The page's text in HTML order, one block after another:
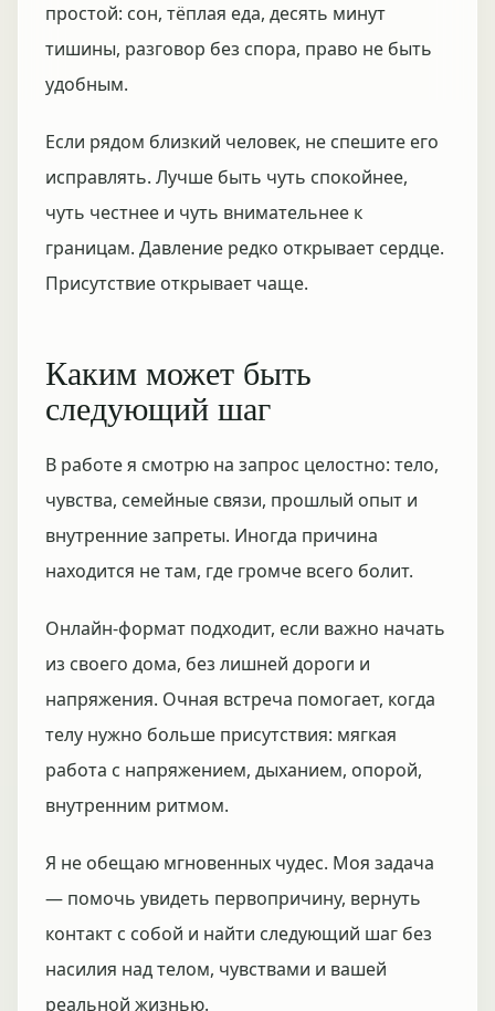
простой: сон, тёплая еда, десять минут
тишины, разговор без спора, право не быть
удобным.
Если рядом близкий человек, не спешите его
исправлять. Лучше быть чуть спокойнее,
чуть честнее и чуть внимательнее к
границам. Давление редко открывает сердце.
Присутствие открывает чаще.
Каким может быть
следующий шаг
В работе я смотрю на запрос целостно: тело,
чувства, семейные связи, прошлый опыт и
внутренние запреты. Иногда причина
находится не там, где громче всего болит.
Онлайн-формат подходит, если важно начать
из своего дома, без лишней дороги и
напряжения. Очная встреча помогает, когда
телу нужно больше присутствия: мягкая
работа с напряжением, дыханием, опорой,
внутренним ритмом.
Я не обещаю мгновенных чудес. Моя задача
— помочь увидеть первопричину, вернуть
контакт с собой и найти следующий шаг без
насилия над телом, чувствами и вашей
реальной жизнью.